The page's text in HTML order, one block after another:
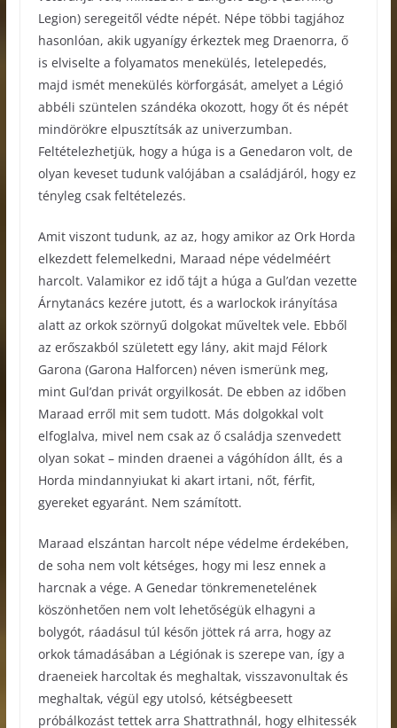
Legion) seregeitől védte népét. Népe többi tagjához
hasonlóan, akik ugyanígy érkeztek meg Draenorra, ő
is elviselte a folyamatos menekülés, letelepedés,
majd ismét menekülés körforgását, amelyet a Légió
abbéli szüntelen szándéka okozott, hogy őt és népét
mindörökre elpusztítsák az univerzumban.
Feltételezhetjük, hogy a húga is a Genedaron volt, de
olyan keveset tudunk valójában a családjáról, hogy ez
tényleg csak feltételezés.
Amit viszont tudunk, az az, hogy amikor az Ork Horda
elkezdett felemelkedni, Maraad népe védelméért
harcolt. Valamikor ez idő tájt a húga a Gul’dan vezette
Árnytanács kezére jutott, és a warlockok irányítása
alatt az orkok szörnyű dolgokat műveltek vele. Ebből
az erőszakból született egy lány, akit majd Félork
Garona (Garona Halforcen) néven ismerünk meg,
mint Gul’dan privát orgyilkosát. De ebben az időben
Maraad erről mit sem tudott. Más dolgokkal volt
elfoglalva, mivel nem csak az ő családja szenvedett
olyan sokat – minden draenei a vágóhídon állt, és a
Horda mindannyiukat ki akart irtani, nőt, férfit,
gyereket egyaránt. Nem számított.
Maraad elszántan harcolt népe védelme érdekében,
de soha nem volt kétséges, hogy mi lesz ennek a
harcnak a vége. A Genedar tönkremenetelének
köszönhetően nem volt lehetőségük elhagyni a
bolygót, ráadásul túl későn jöttek rá arra, hogy az
orkok támadásában a Légiónak is szerepe van, így a
draeneiek harcoltak és meghaltak, visszavonultak és
meghaltak, végül egy utolsó, kétségbeesett
próbálkozást tettek arra Shattrathnál, hogy elhitessék